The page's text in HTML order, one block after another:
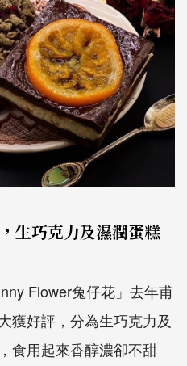
生巧克力及濕潤蛋糕
Flower兔仔花」去年甫
獲好評，分為生巧克力及
食用起來香醇濃卻不甜